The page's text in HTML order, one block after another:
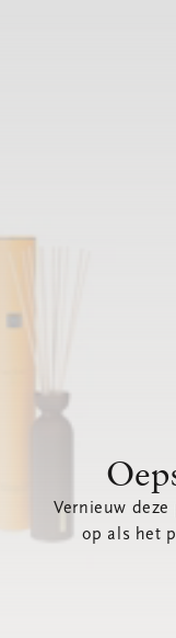
Vernieuw
op als het